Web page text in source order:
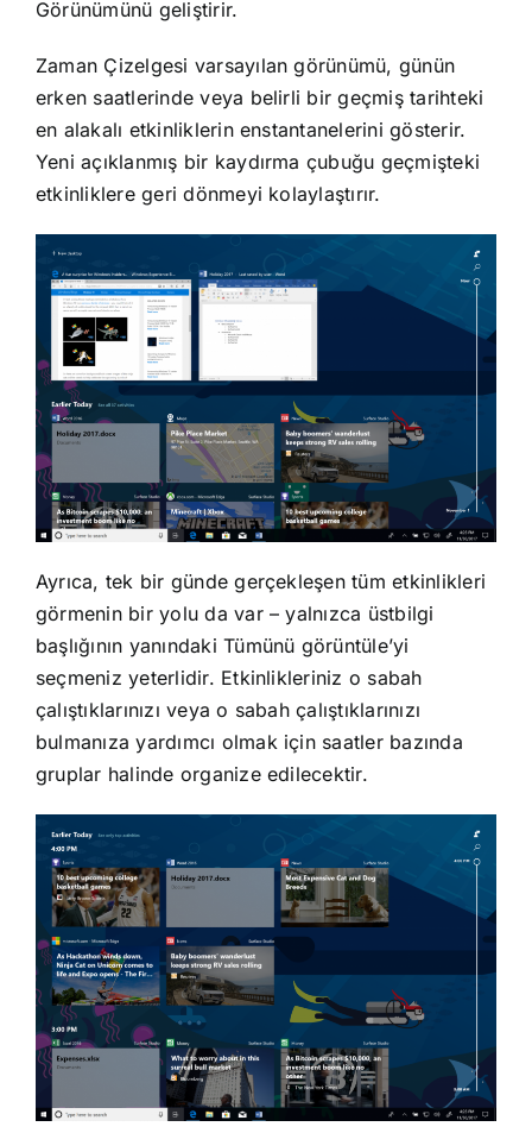
Görünümünü geliştirir.
Zaman Çizelgesi varsayılan görünümü, günün
erken saatlerinde veya belirli bir geçmiş tarihteki
en alakalı etkinliklerin enstantanelerini gösterir.
Yeni açıklanmış bir kaydırma çubuğu geçmişteki
etkinliklere geri dönmeyi kolaylaştırır.
Ayrıca, tek bir günde gerçekleşen tüm etkinlikleri
görmenin bir yolu da var – yalnızca üstbilgi
başlığının yanındaki Tümünü görüntüle’yi
seçmeniz yeterlidir. Etkinlikleriniz o sabah
çalıştıklarınızı veya o sabah çalıştıklarınızı
bulmanıza yardımcı olmak için saatler bazında
gruplar halinde organize edilecektir.